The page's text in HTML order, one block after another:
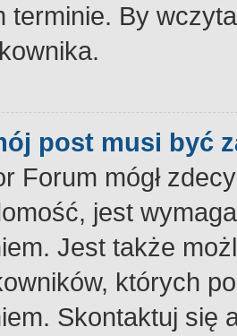
terminie. By
post musi być
Forum mógł
jest
Jest także
których
Skontaktuj się